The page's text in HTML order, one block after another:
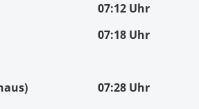
07:12 Uhr
07:18 Uhr
07:28 Uhr